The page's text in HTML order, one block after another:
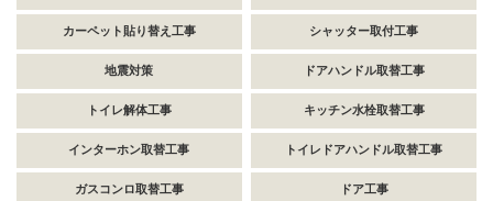
カーペット貼り替え工事 シャッター取付工事
地震対策 ドアハンドル取替工事
トイレ解体工事 キッチン水栓取替工事
インターホン取替工事 トイレドアハンドル取替工事
ガスコンロ取替工事 ドア工事